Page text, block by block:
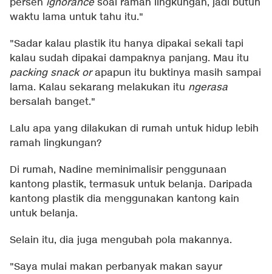
waktu lama untuk tahu itu."
"Sadar kalau plastik itu hanya dipakai sekali tapi
kalau sudah dipakai dampaknya panjang. Mau itu
packing snack orapapun itu buktinya masih sampai
lama. Kalau sekarang melakukan itu ngerasa
bersalah banget."
Lalu apa yang dilakukan di rumah untuk hidup lebih
ramah lingkungan?
Di rumah, Nadine meminimalisir penggunaan
kantong plastik, termasuk untuk belanja. Daripada
kantong plastik dia menggunakan kantong kain
untuk belanja.
Selain itu, dia juga mengubah pola makannya.
"Saya mulai makan perbanyak makan sayur